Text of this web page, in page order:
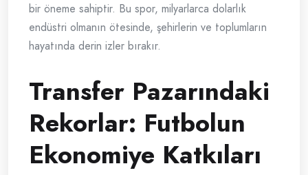
bir öneme sahiptir. Bu spor, milyarlarca dolarlık
endüstri olmanın ötesinde, şehirlerin ve toplumların
hayatında derin izler bırakır.
Transfer Pazarındaki
Rekorlar: Futbolun
Ekonomiye Katkıları